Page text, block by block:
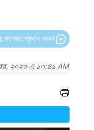
মতামত প্রদান করুন
২০২৩ এ ১০:৪১ AM